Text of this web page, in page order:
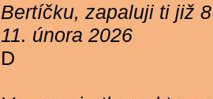
Bertíčku, zapaluji ti již
11. února 2026
D